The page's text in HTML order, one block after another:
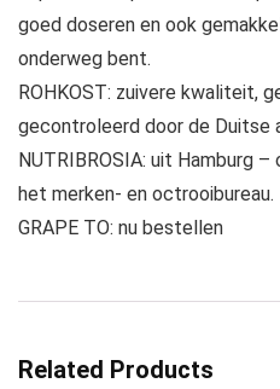
goed doseren en ook
onderweg bent.
ROHKOST: zuivere kwaliteit,
gecontroleerd door de Duitse
NUTRIBROSIA: uit Hamburg
het merken- en octrooibureau.
GRAPE TO: nu bestellen
Related Products